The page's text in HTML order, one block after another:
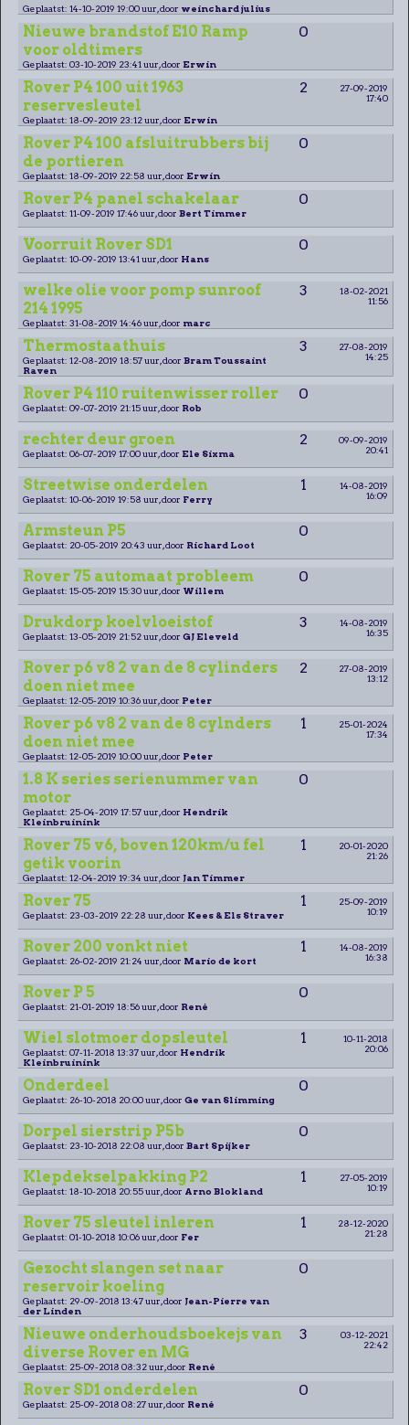
Geplaatst: 14-10-2019 19:00 uur, door weinchard julius
Nieuwe brandstof E10 Ramp
voor oldtimers
0
Geplaatst: 03-10-2019 23:41 uur, door Erwin
Rover P4 100 uit 1963
reservesleutel
2
27-09-2019
17:40
Geplaatst: 18-09-2019 23:12 uur, door Erwin
Rover P4 100 afsluitrubbers bij
de portieren
0
Geplaatst: 18-09-2019 22:58 uur, door Erwin
Rover P4 panel schakelaar 0
Geplaatst: 11-09-2019 17:46 uur, door Bert Timmer
Voorruit Rover SD1 0
Geplaatst: 10-09-2019 13:41 uur, door Hans
welke olie voor pomp sunroof
214 1995
3
18-02-2021
11:56
Geplaatst: 31-08-2019 14:46 uur, door marc
Thermostaathuis 3
27-08-2019
14:25
Geplaatst: 12-08-2019 18:57 uur, door Bram Toussaint
Raven
Rover P4 110 ruitenwisser roller 0
Geplaatst: 09-07-2019 21:15 uur, door Rob
rechter deur groen 2
09-09-2019
20:41
Geplaatst: 06-07-2019 17:00 uur, door Ele Sixma
Streetwise onderdelen 1
14-08-2019
16:09
Geplaatst: 10-06-2019 19:58 uur, door Ferry
Armsteun P5 0
Geplaatst: 20-05-2019 20:43 uur, door Richard Loot
Rover 75 automaat probleem 0
Geplaatst: 15-05-2019 15:30 uur, door Willem
Drukdorp koelvloeistof 3
14-08-2019
16:35
Geplaatst: 13-05-2019 21:52 uur, door GJ Eleveld
Rover p6 v8 2 van de 8 cylinders
doen niet mee
2
27-08-2019
13:12
Geplaatst: 12-05-2019 10:36 uur, door Peter
Rover p6 v8 2 van de 8 cylnders
doen niet mee
1
25-01-2024
17:34
Geplaatst: 12-05-2019 10:00 uur, door Peter
1.8 K series serienummer van
motor
0
Geplaatst: 25-04-2019 17:57 uur, door Hendrik
Kleinbruinink
Rover 75 v6, boven 120km/u fel
getik voorin
1
20-01-2020
21:26
Geplaatst: 12-04-2019 19:34 uur, door Jan Timmer
Rover 75 1
25-09-2019
10:19
Geplaatst: 23-03-2019 22:28 uur, door Kees & Els Straver
Rover 200 vonkt niet 1
14-08-2019
16:38
Geplaatst: 26-02-2019 21:24 uur, door Mario de kort
Rover P 5 0
Geplaatst: 21-01-2019 18:56 uur, door René
Wiel slotmoer dopsleutel 1
10-11-2018
20:06
Geplaatst: 07-11-2018 13:37 uur, door Hendrik
Kleinbruinink
Onderdeel 0
Geplaatst: 26-10-2018 20:00 uur, door Ge van Slimming
Dorpel sierstrip P5b 0
Geplaatst: 23-10-2018 22:08 uur, door Bart Spijker
Klepdekselpakking P2 1
27-05-2019
10:19
Geplaatst: 18-10-2018 20:55 uur, door Arno Blokland
Rover 75 sleutel inleren 1
28-12-2020
21:28
Geplaatst: 01-10-2018 10:06 uur, door Fer
Gezocht slangen set naar
reservoir koeling
0
Geplaatst: 29-09-2018 13:47 uur, door Jean-Pierre van
der Linden
Nieuwe onderhoudsboekejs van
diverse Rover en MG
3
03-12-2021
22:42
Geplaatst: 25-09-2018 08:32 uur, door René
Rover SD1 onderdelen 0
Geplaatst: 25-09-2018 08:27 uur, door René